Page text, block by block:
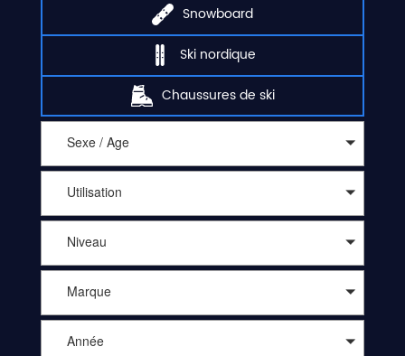
Snowboard
Ski nordique
Chaussures de ski
Sexe / Age
Utilisation
Niveau
Marque
Année